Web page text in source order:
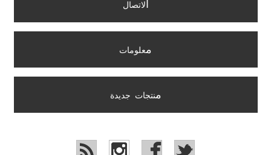
لاتصال
معلومات
منتجات جديدة